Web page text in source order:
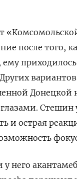
после того,
Донецкой
Стешин
и острая
у него